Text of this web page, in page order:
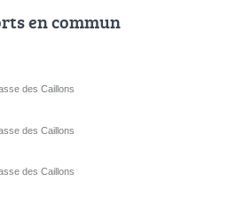
en commun
des Caillons
des Caillons
des Caillons